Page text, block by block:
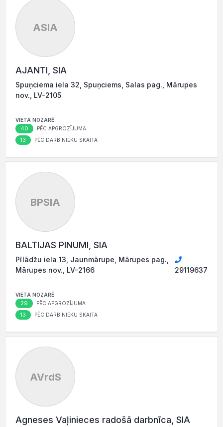
ASIA
AJANTI, SIA
Spuņciema iela 32, Spuņciems, Salas pag., Mārupes
nov., LV-2105
VIETA NOZARĒ
40 PĒC APGROZĪJUMA
13 PĒC DARBINIEKU SKAITA
BPSIA
BALTIJAS PINUMI, SIA
Pīlādžu iela 13, Jaunmārupe, Mārupes pag.,
Mārupes nov., LV-2166
29119637
VIETA NOZARĒ
29 PĒC APGROZĪJUMA
13 PĒC DARBINIEKU SKAITA
AVrdS
Agneses Vaļinieces radošā darbnīca, SIA